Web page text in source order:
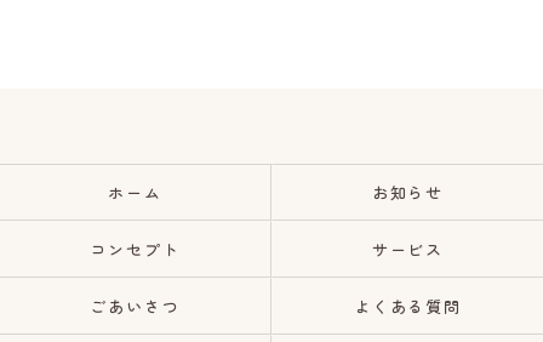
ホーム お知らせ
コンセプト サービス
ごあいさつ よくある質問